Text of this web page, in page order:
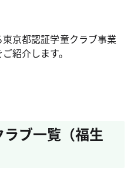
京都認証学童クラブ事業
紹介します。
ブ一覧（福生